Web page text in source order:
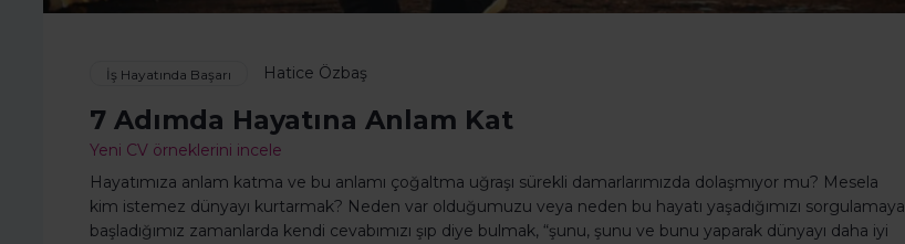
İş Hayatında Başarı Hatice Özbaş
7 Adımda Hayatına Anlam Kat
Yeni CV örneklerini incele
Hayatımıza anlam katma ve bu anlamı çoğaltma uğraşı sürekli damarlarımızda dolaşmıyor mu? Mesela
kim istemez dünyayı kurtarmak? Neden var olduğumuzu veya neden bu hayatı yaşadığımızı sorgulamaya
başladığımız zamanlarda kendi cevabımızı şıp diye bulmak, “şunu, şunu ve bunu yaparak dünyayı daha iyi